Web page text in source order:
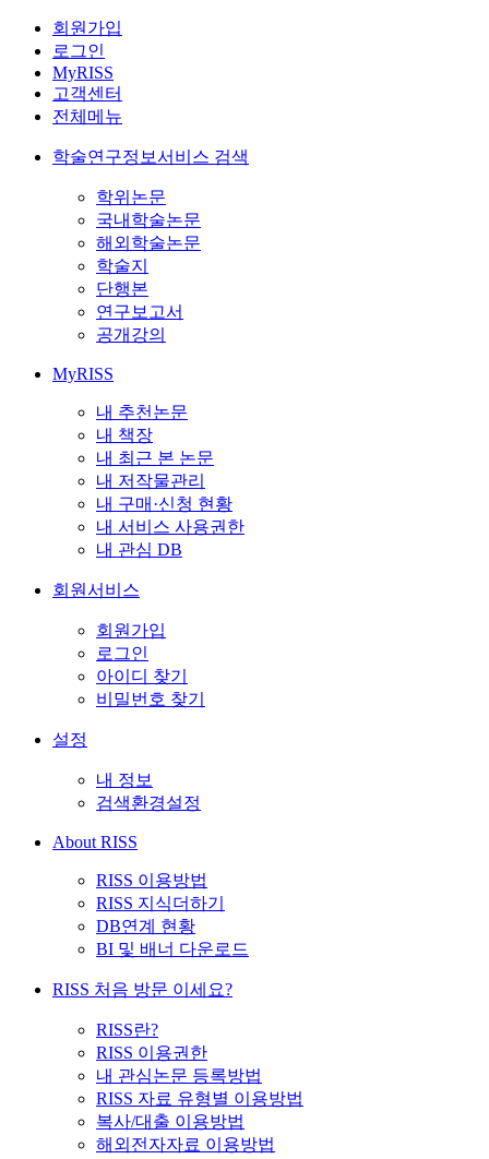
회원가입
로그인
MyRISS
고객센터
전체메뉴
학술연구정보서비스 검색
학위논문
국내학술논문
해외학술논문
학술지
단행본
연구보고서
공개강의
MyRISS
내 추천논문
내 책장
내 최근 본 논문
내 저작물관리
내 구매·신청 현황
내 서비스 사용권한
내 관심 DB
회원서비스
회원가입
로그인
아이디 찾기
비밀번호 찾기
설정
내 정보
검색환경설정
About RISS
RISS 이용방법
RISS 지식더하기
DB연계 현황
BI 및 배너 다운로드
RISS 처음 방문 이세요?
RISS란?
RISS 이용권한
내 관심논문 등록방법
RISS 자료 유형별 이용방법
복사/대출 이용방법
해외전자자료 이용방법